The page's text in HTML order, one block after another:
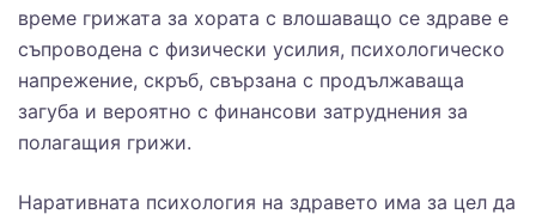
време грижата за хората с влошаващо се здраве е
съпроводена с физически усилия, психологическо
напрежение, скръб, свързана с продължаваща
загуба и вероятно с финансови затруднения за
полагащия грижи.
Наративната психология на здравето има за цел да